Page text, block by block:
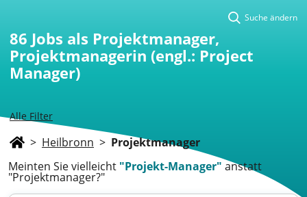
Alle Filter
Suche ändern
86 Jobs als Projektmanager,
Projektmanagerin (engl.: Project
Manager)
> Heilbronn > Projektmanager
Meinten Sie vielleicht "Projekt-Manager" anstatt
"Projektmanager?"